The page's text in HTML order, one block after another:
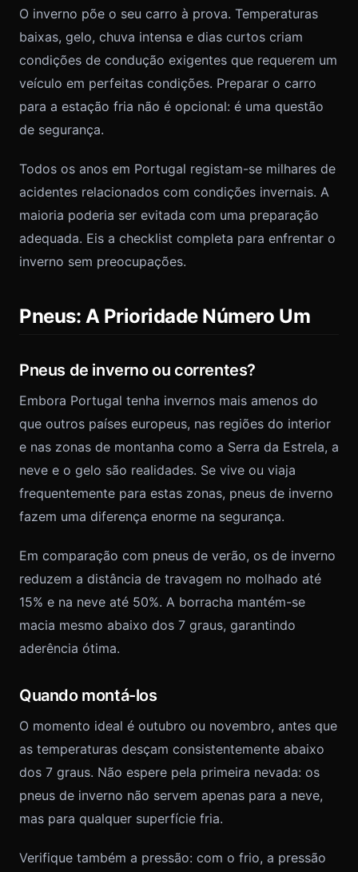
O inverno põe o seu carro à prova. Temperaturas
baixas, gelo, chuva intensa e dias curtos criam
condições de condução exigentes que requerem um
veículo em perfeitas condições. Preparar o carro
para a estação fria não é opcional: é uma questão
de segurança.
Todos os anos em Portugal registam-se milhares de
acidentes relacionados com condições invernais. A
maioria poderia ser evitada com uma preparação
adequada. Eis a checklist completa para enfrentar o
inverno sem preocupações.
Pneus: A Prioridade Número Um
Pneus de inverno ou correntes?
Embora Portugal tenha invernos mais amenos do
que outros países europeus, nas regiões do interior
e nas zonas de montanha como a Serra da Estrela, a
neve e o gelo são realidades. Se vive ou viaja
frequentemente para estas zonas, pneus de inverno
fazem uma diferença enorme na segurança.
Em comparação com pneus de verão, os de inverno
reduzem a distância de travagem no molhado até
15% e na neve até 50%. A borracha mantém-se
macia mesmo abaixo dos 7 graus, garantindo
aderência ótima.
Quando montá-los
O momento ideal é outubro ou novembro, antes que
as temperaturas desçam consistentemente abaixo
dos 7 graus. Não espere pela primeira nevada: os
pneus de inverno não servem apenas para a neve,
mas para qualquer superfície fria.
Verifique também a pressão: com o frio, a pressão